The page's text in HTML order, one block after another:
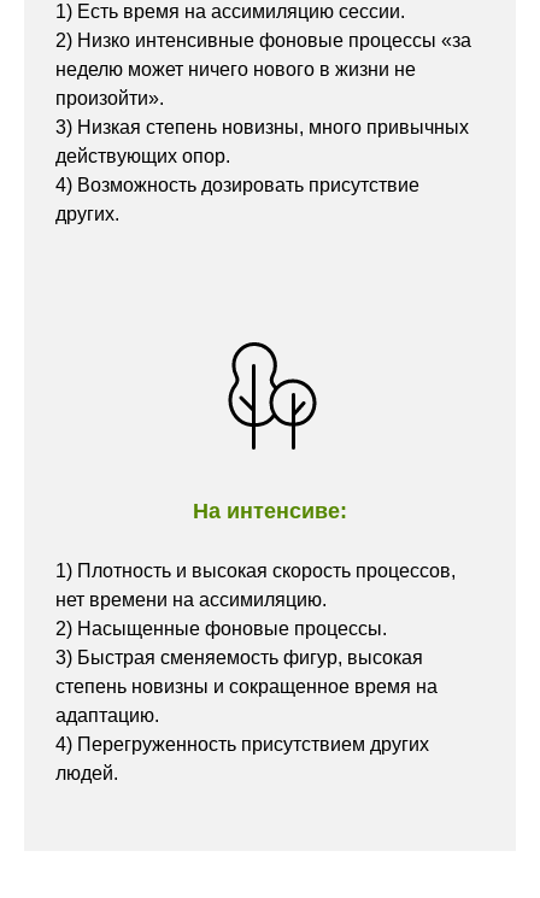
1) Есть время на ассимиляцию сессии.
2) Низко интенсивные фоновые процессы «за
неделю может ничего нового в жизни не
произойти».
3) Низкая степень новизны, много привычных
действующих опор.
4) Возможность дозировать присутствие
других.
На интенсиве:
1) Плотность и высокая скорость процессов,
нет времени на ассимиляцию.
2) Насыщенные фоновые процессы.
3) Быстрая сменяемость фигур, высокая
степень новизны и сокращенное время на
адаптацию.
4) Перегруженность присутствием других
людей.